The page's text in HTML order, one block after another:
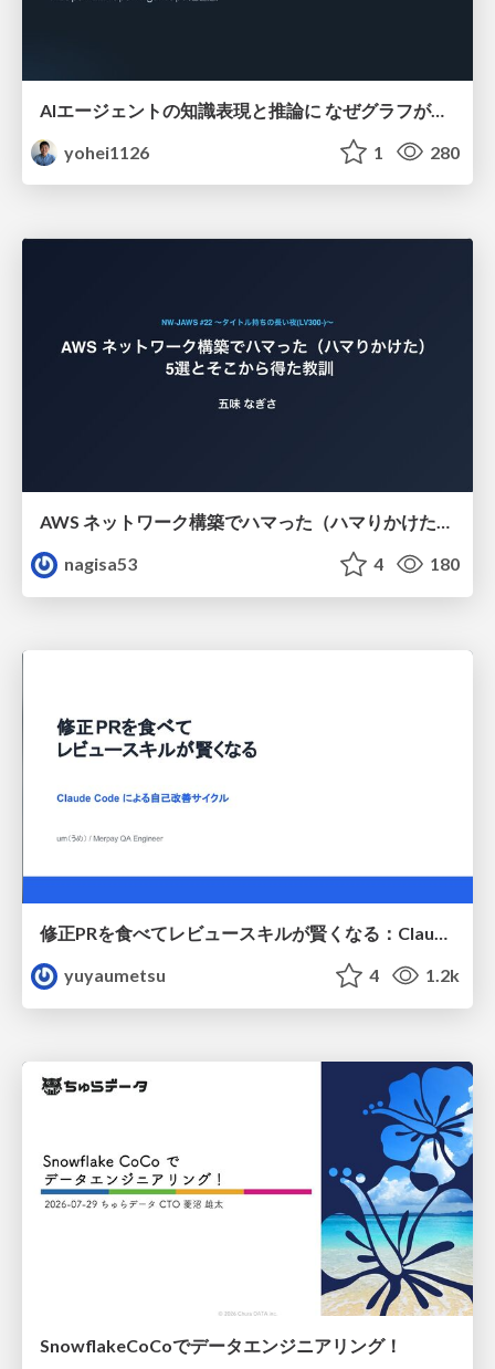
AIエージェントの知識表現と推論に なぜグラフが使われるのか - 記号的AIの復権とニューラルAIとの統合
yohei1126
1 280
AWS ネットワーク構築でハマった（ハマりかけた） 5選とそこから得た教訓
nagisa53
4 180
修正PRを食べてレビュースキルが賢くなる：Claude Codeによる自己改善サイクル
yuyaumetsu
4 1.2k
SnowflakeCoCoでデータエンジニアリング！